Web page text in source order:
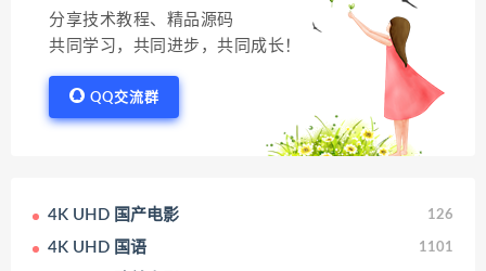
分享技术教程、精品源码
共同学习，共同进步，共同成长！
QQ交流群
4K UHD 国产电影 126
4K UHD 国语 1101